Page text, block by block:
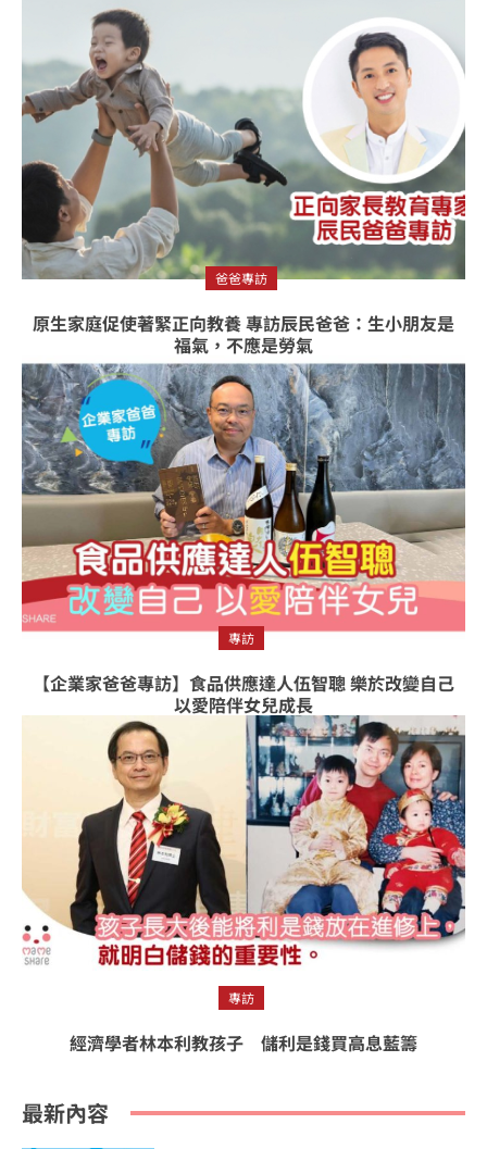
爸爸專訪
原生家庭促使著緊正向教養 專訪辰民爸爸：生小朋友是
福氣，不應是勞氣
專訪
【企業家爸爸專訪】食品供應達人伍智聰 樂於改變自己
以愛陪伴女兒成長
專訪
經濟學者林本利教孩子 儲利是錢買高息藍籌
最新內容